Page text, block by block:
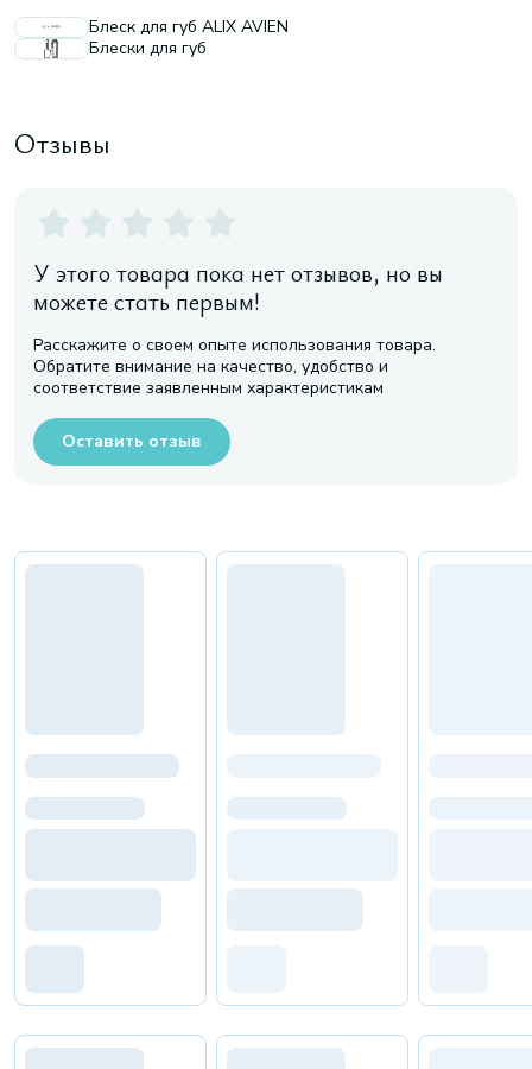
Блеск для губ ALIX AVIEN
Блески для губ
Отзывы
У этого товара пока нет отзывов, но вы
можете стать первым!
Расскажите о своем опыте использования товара.
Обратите внимание на качество, удобство и
соответствие заявленным характеристикам
Оставить отзыв